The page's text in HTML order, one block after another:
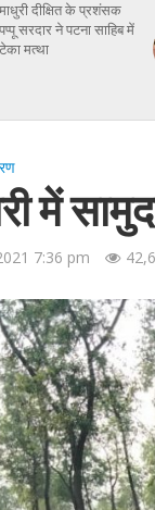
माधुरी दीक्षित के प्रशंसक
पप्पू सरदार ने पटना साहिब में
टेका मत्था
में
7:36 pm